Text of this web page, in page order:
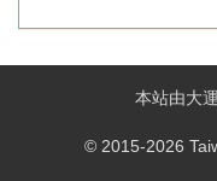
本站由大
© 2015-2026